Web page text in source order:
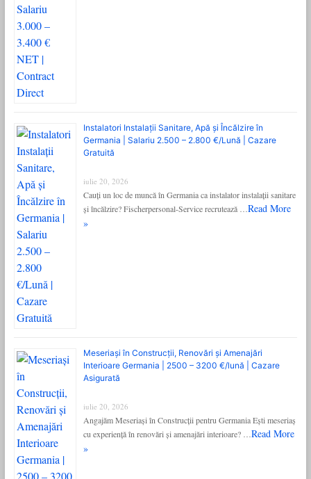
Instalatori Instalații Sanitare, Apă și Încălzire în
Germania | Salariu 2.500 – 2.800 €/Lună | Cazare
Gratuită
iulie 20, 2026
Cauți un loc de muncă în Germania ca instalator instalații sanitare
și încălzire? Fischerpersonal-Service recrutează … Read More
»
Meseriași în Construcții, Renovări și Amenajări
Interioare Germania | 2500 – 3200 €/lună | Cazare
Asigurată
iulie 20, 2026
Angajăm Meseriași în Construcții pentru Germania Ești meseriaș
cu experiență în renovări și amenajări interioare? … Read More
»